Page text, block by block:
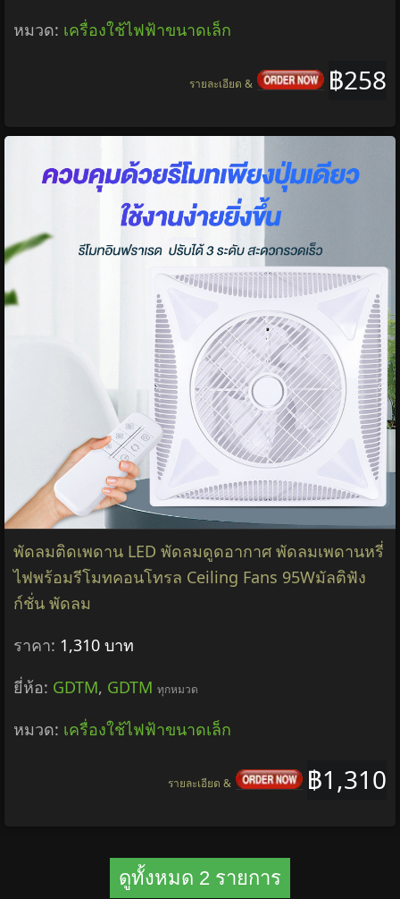
หมวด: เครื่องใช้ไฟฟ้าขนาดเล็ก
฿258
รายละเอียด &
พัดลมติดเพดาน LED พัดลมดูดอากาศ พัดลมเพดานหรี่
ไฟพร้อมรีโมทคอนโทรล Ceiling Fans 95Wมัลติฟัง
ก์ชั่น พัดลม
ราคา: 1,310 บาท
ยี่ห้อ: GDTM, GDTM ทุกหมวด
หมวด: เครื่องใช้ไฟฟ้าขนาดเล็ก
฿1,310
รายละเอียด &
ดูทั้งหมด 2 รายการ